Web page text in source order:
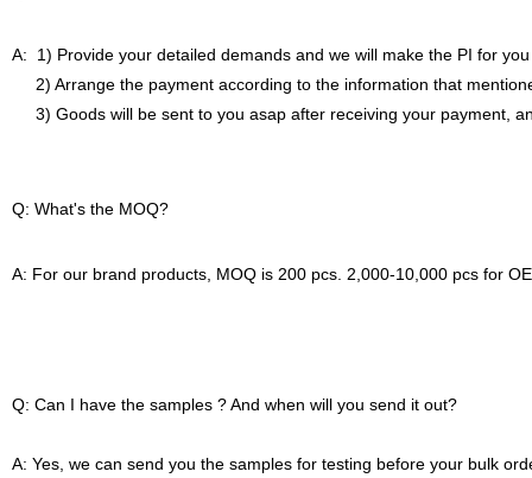
A: 1) Provide your detailed demands and we will make the PI for
2) Arrange the payment according to the information that
3) Goods will be sent to you asap after receiving your payment,
Q: What's the MOQ?
A: For our brand products, MOQ is 200 pcs. 2,000-10,000 pcs for
Q: Can I have the samples ? And when will you send it out?
A: Yes, we can send you the samples for testing before your bulk